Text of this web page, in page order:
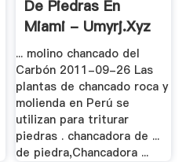
De Piedras En
Miami - Umyrj.xyz
... molino chancado del
Carbón 2011-09-26 Las
plantas de chancado roca y
molienda en Perú se
utilizan para triturar
piedras . chancadora de ...
de piedra,Chancadora ...